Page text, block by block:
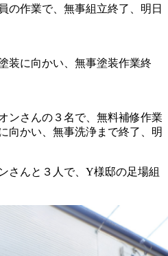
の作業で、無事組立終了、明日
装に向かい、無事塗装作業終
ンさんの３名で、無料補修作業
向かい、無事洗浄まで終了、明
さんと３人で、Y様邸の足場組